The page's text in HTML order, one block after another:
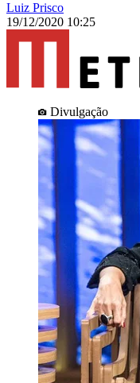
Luiz Prisco
19/12/2020 10:25
Divulgação